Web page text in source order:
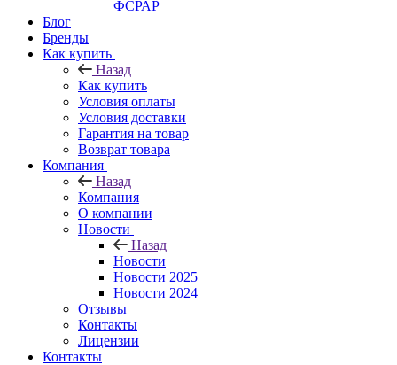
ФСРАР
Блог
Бренды
Как купить
Назад
Как купить
Условия оплаты
Условия доставки
Гарантия на товар
Возврат товара
Компания
Назад
Компания
О компании
Новости
Назад
Новости
Новости 2025
Новости 2024
Отзывы
Контакты
Лицензии
Контакты